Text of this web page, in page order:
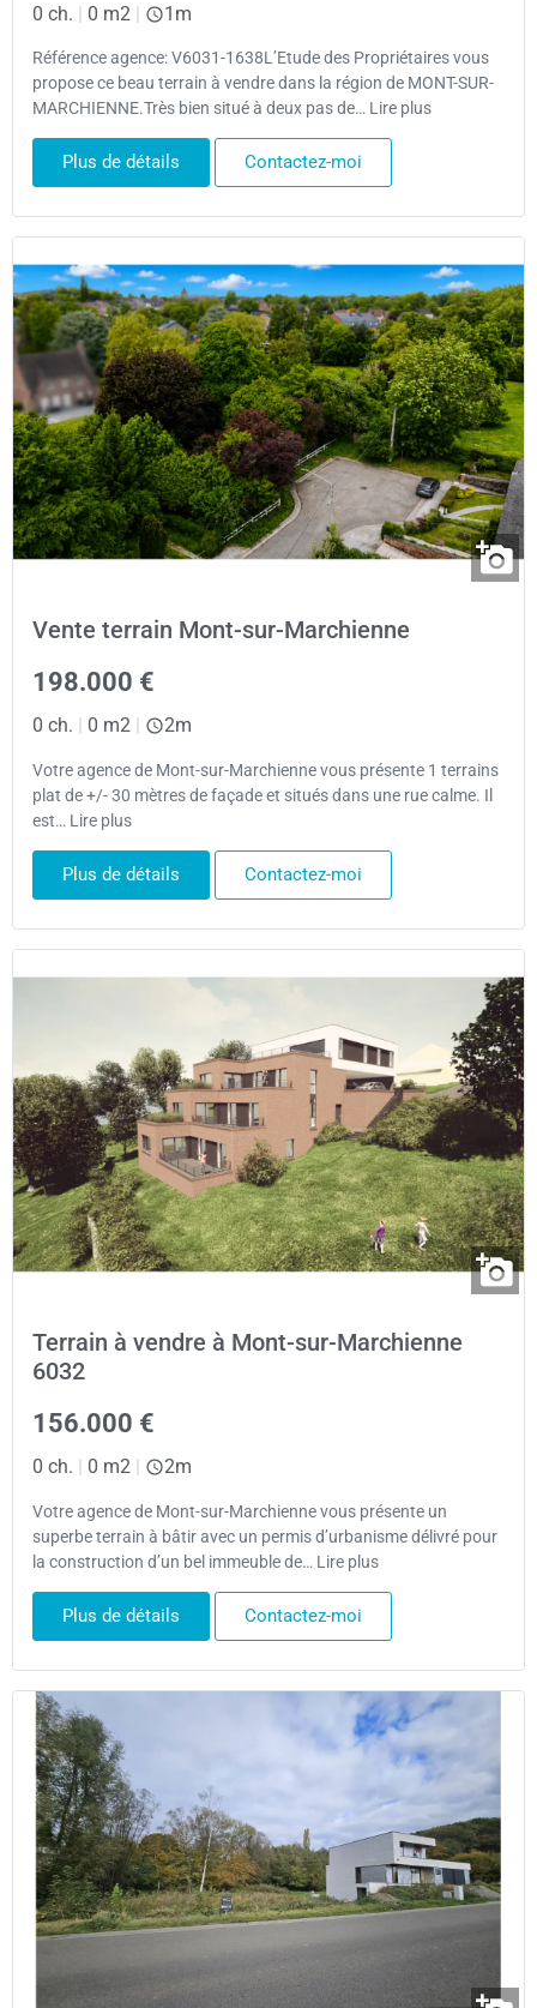
0 ch. | 0 m2 | 1m
Référence agence: V6031-1638L’Etude des Propriétaires vous
propose ce beau terrain à vendre dans la région de MONT-SUR-
MARCHIENNE.Très bien situé à deux pas de… Lire plus
Plus de détails Contactez-moi
Vente terrain Mont-sur-Marchienne
198.000 €
0 ch. 0 m2 2m
Votre agence de Mont-sur-Marchienne vous présente 1 terrains
plat de +/- 30 mètres de façade et situés dans une rue calme. Il
est… Lire plus
Plus de détails Contactez-moi
Terrain à vendre à Mont-sur-Marchienne
6032
156.000 €
0 ch. 0 m2 2m
Votre agence de Mont-sur-Marchienne vous présente un
superbe terrain à bâtir avec un permis d’urbanisme délivré pour
la construction d’un bel immeuble de… Lire plus
Plus de détails Contactez-moi